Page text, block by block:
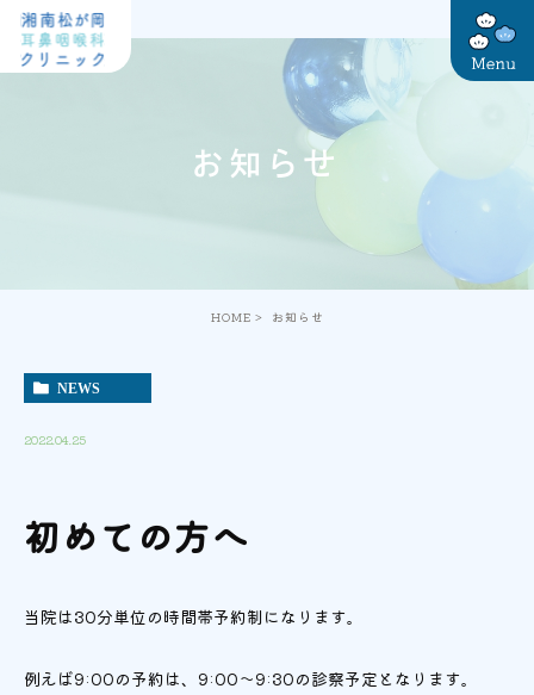
お知らせ
HOME お知らせ
NEWS
2022.04.25
初めての方へ
当院は30分単位の時間帯予約制になります。
例えば9:00の予約は、9:00～9:30の診察予定となります。